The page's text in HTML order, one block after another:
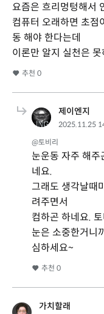
요즘은 흐리멍텅해서
컴퓨터 오래하면 초점
동 해야 한다는데
이론만 알지 실천은
추천 0
제이엔지
2025.11.25
@토비리
눈운동 자주 해
네요.
그래도 생각날때
려주면서
컴하곤 하네요.
눈은 소중한거니
심하세요~
추천 0
가치할래